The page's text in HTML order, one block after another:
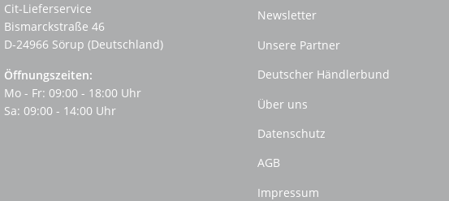
Cit-Lieferservice
Bismarckstraße 46
D-24966 Sörup (Deutschland)
Öffnungszeiten:
Mo - Fr: 09:00 - 18:00 Uhr
Sa: 09:00 - 14:00 Uhr
Newsletter
Unsere Partner
Deutscher Händlerbund
Über uns
Datenschutz
AGB
Impressum